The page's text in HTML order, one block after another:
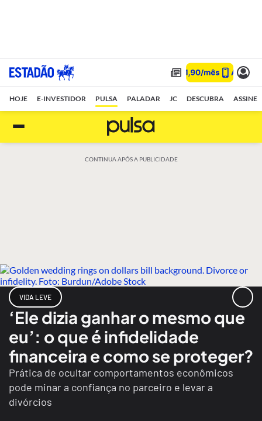
HOJE E-INVESTIDOR PULSA PALADAR JC DESCUBRA ASSINE
CONTINUA APÓS A PUBLICIDADE
VIDA LEVE
‘Ele dizia ganhar o mesmo que
eu’: o que é infidelidade
financeira e como se proteger?
Prática de ocultar comportamentos econômicos
pode minar a confiança no parceiro e levar a
divórcios